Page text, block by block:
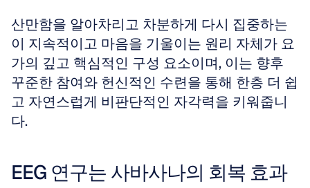
산만함을 알아차리고 차분하게 다시 집중하는
이 지속적이고 마음을 기울이는 원리 자체가 요
가의 깊고 핵심적인 구성 요소이며, 이는 향후
꾸준한 참여와 헌신적인 수련을 통해 한층 더 쉽
고 자연스럽게 비판단적인 자각력을 키워줍니
다.
EEG 연구는 사바사나의 회복 효과